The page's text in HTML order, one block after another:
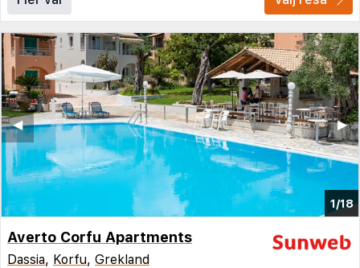
1/18
▶︎
◀︎
Averto Corfu Apartments
Dassia, Korfu, Grekland